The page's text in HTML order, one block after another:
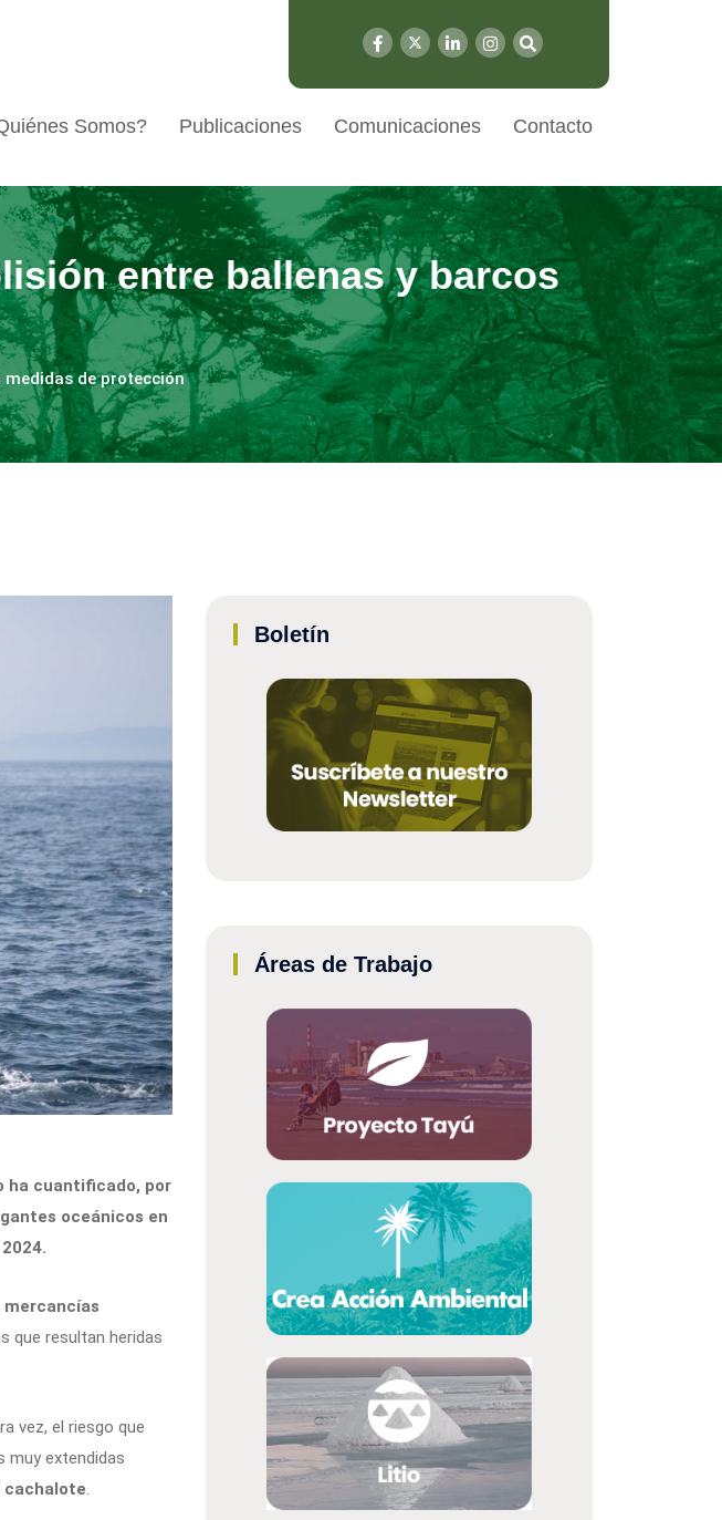
Somos? Publicaciones Comunicaciones Contacto
entre ballenas y barcos
medidas de protección
ha cuantificado, por
oceánicos en
mercancías
que resultan heridas
vez, el riesgo que
muy extendidas
cachalote.
Boletín
Áreas de Trabajo